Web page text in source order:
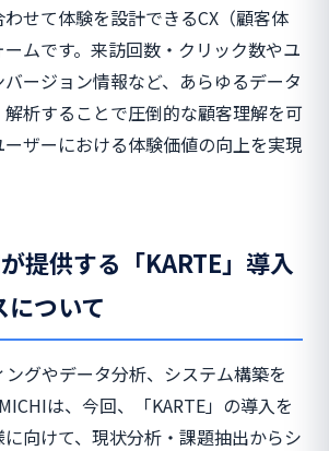
せて体験を設計できるCX（顧客体
ムです。来訪回数・クリック数やユ
ージョン情報など、あらゆるデータ
析することで圧倒的な顧客理解を可
ザーにおける体験価値の向上を実現
提供する「KARTE」導入
について
ングやデータ分析、システム構築を
は、今回、「KARTE」の導入を
向けて、現状分析・課題抽出からシ